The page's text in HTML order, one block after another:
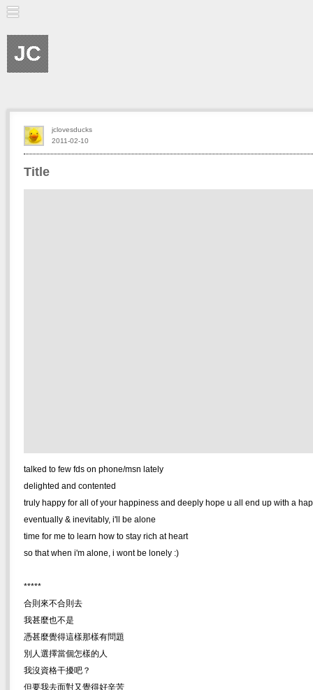
JC
Title
talked to few fds on phone/msn lately
delighted and contented
truly happy for all of your happiness and deeply hope u all end up with a
eventually & inevitably, i'll be alone
time for me to learn how to stay rich at heart
so that when i'm alone, i wont be lonely :)
*****
合則來不合則去
我甚麼也不是
憑甚麼覺得這樣那樣有問題
別人選擇當個怎樣的人
我沒資格干擾吧？
但要我去面對又覺得好辛苦
2011-02-10
jclovesducks